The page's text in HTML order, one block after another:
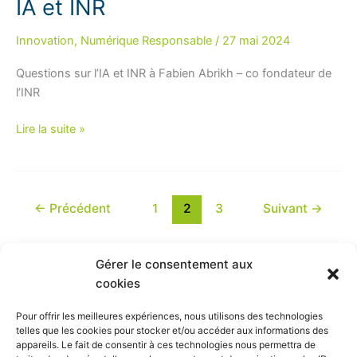
Gérer le consentement aux
cookies
Pour offrir les meilleures expériences, nous utilisons des technologies
telles que les cookies pour stocker et/ou accéder aux informations des
appareils. Le fait de consentir à ces technologies nous permettra de
IA et INR
Innovation, Numérique Responsable / 27 mai 2024
Questions sur l’IA et INR à Fabien Abrikh – co fondateur de
l’INR
IA
Lire la suite »
← Précédent 1 2 3 Suivant →
Plan du site
Mentions légales
Politique de confidentialité